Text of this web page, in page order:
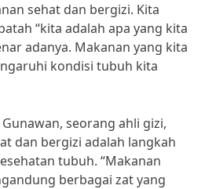
sehat dan bergizi. Kita
“kita adalah apa yang kita
adanya. Makanan yang kita
kondisi tubuh kita
seorang ahli gizi,
dan bergizi adalah langkah
tubuh. “Makanan
berbagai zat yang